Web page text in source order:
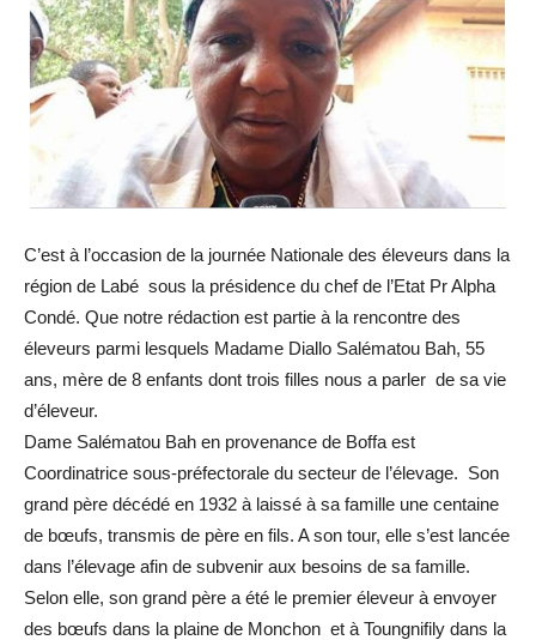
C’est à l’occasion de la journée Nationale des éleveurs dans la
région de Labé sous la présidence du chef de l’Etat Pr Alpha
Condé. Que notre rédaction est partie à la rencontre des
éleveurs parmi lesquels Madame Diallo Salématou Bah, 55
ans, mère de 8 enfants dont trois filles nous a parler de sa vie
d’éleveur.
Dame Salématou Bah en provenance de Boffa est
Coordinatrice sous-préfectorale du secteur de l’élevage. Son
grand père décédé en 1932 à laissé à sa famille une centaine
de bœufs, transmis de père en fils. A son tour, elle s’est lancée
dans l’élevage afin de subvenir aux besoins de sa famille.
Selon elle, son grand père a été le premier éleveur à envoyer
des bœufs dans la plaine de Monchon et à Toungnifily dans la